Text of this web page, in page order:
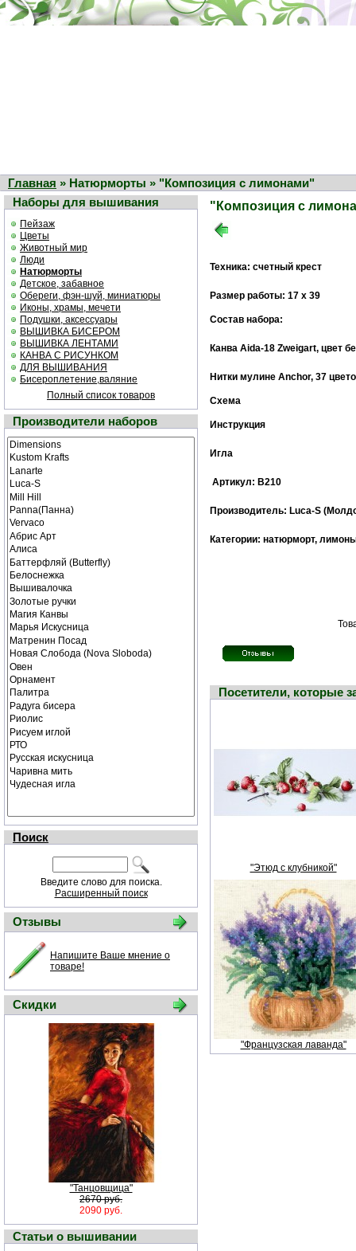
Главная » Натюрморты » "Композиция с лимонами"
Наборы для вышивания
Пейзаж
Цветы
Животный мир
Люди
Натюрморты
Детское, забавное
Обереги, фэн-шуй, миниатюры
Иконы, храмы, мечети
Подушки, аксессуары
ВЫШИВКА БИСЕРОМ
ВЫШИВКА ЛЕНТАМИ
КАНВА С РИСУНКОМ
ДЛЯ ВЫШИВАНИЯ
Бисероплетение,валяние
Полный список товаров
Производители наборов
Поиск
Введите слово для поиска.
Расширенный поиск
Отзывы
Напишите Ваше мнение о
товаре!
Скидки
"Танцовщица"
2670 руб.
2090 руб.
Статьи о вышивании
"Композиция с
Техника: счетный крест
Размер работы: 17 х 39
Состав набора:
Канва Aida-18 Zweigart, цвет
Нитки мулине Anchor, 37
Схема
Инструкция
Игла
Артикул: В210
Производитель: Luca-S (М
Категории: натюрморт,
Посетители, которые
"Этюд с клубникой"
"Французская лаванда"